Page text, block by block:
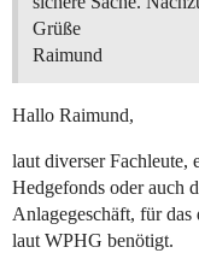
Grüße
Raimund
Hallo Raimund,
laut diverser
Hedgefonds oder auch
Anlagegeschäft, für das
laut WPHG benötigt.